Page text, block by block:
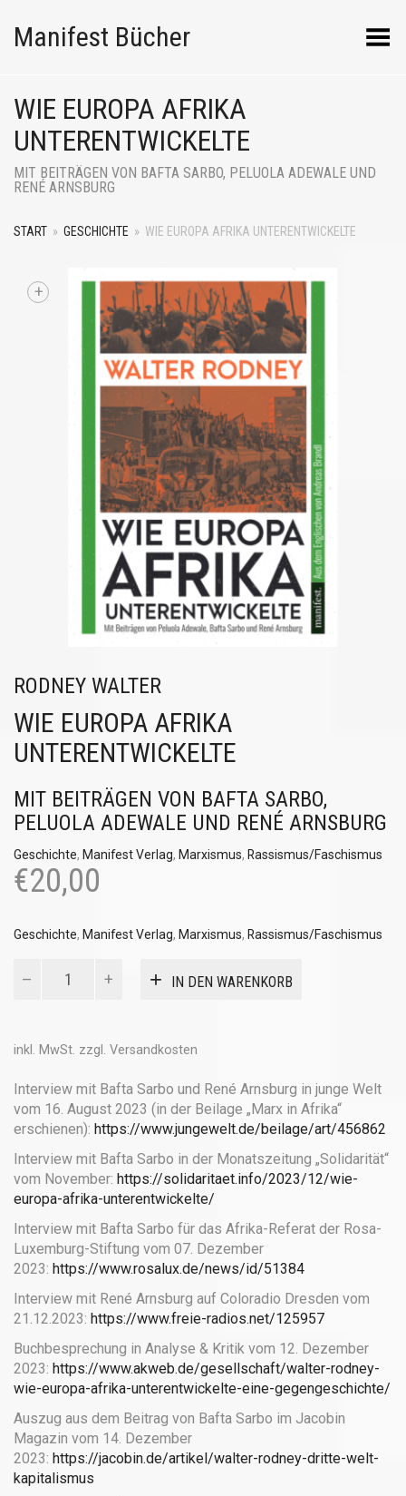
Manifest Bücher Menü umschalten
WIE EUROPA AFRIKA
UNTERENTWICKELTE
MIT BEITRÄGEN VON BAFTA SARBO, PELUOLA ADEWALE UND
RENÉ ARNSBURG
START » GESCHICHTE » WIE EUROPA AFRIKA UNTERENTWICKELTE
+
RODNEY WALTER
WIE EUROPA AFRIKA
UNTERENTWICKELTE
MIT BEITRÄGEN VON BAFTA SARBO,
PELUOLA ADEWALE UND RENÉ ARNSBURG
Geschichte, Manifest Verlag, Marxismus, Rassismus/Faschismus
€20,00
Geschichte, Manifest Verlag, Marxismus, Rassismus/Faschismus
Menge
IN DEN WARENKORB
inkl. MwSt. zzgl. Versandkosten
Interview mit Bafta Sarbo und René Arnsburg in junge Welt
vom 16. August 2023 (in der Beilage „Marx in Afrika“
erschienen): https://www.jungewelt.de/beilage/art/456862
Interview mit Bafta Sarbo in der Monatszeitung „Solidarität“
vom November: https://solidaritaet.info/2023/12/wie-
europa-afrika-unterentwickelte/
Interview mit Bafta Sarbo für das Afrika-Referat der Rosa-
Luxemburg-Stiftung vom 07. Dezember
2023: https://www.rosalux.de/news/id/51384
Interview mit René Arnsburg auf Coloradio Dresden vom
21.12.2023: https://www.freie-radios.net/125957
Buchbesprechung in Analyse & Kritik vom 12. Dezember
2023: https://www.akweb.de/gesellschaft/walter-rodney-
wie-europa-afrika-unterentwickelte-eine-gegengeschichte/
Auszug aus dem Beitrag von Bafta Sarbo im Jacobin
Magazin vom 14. Dezember
2023: https://jacobin.de/artikel/walter-rodney-dritte-welt-
kapitalismus